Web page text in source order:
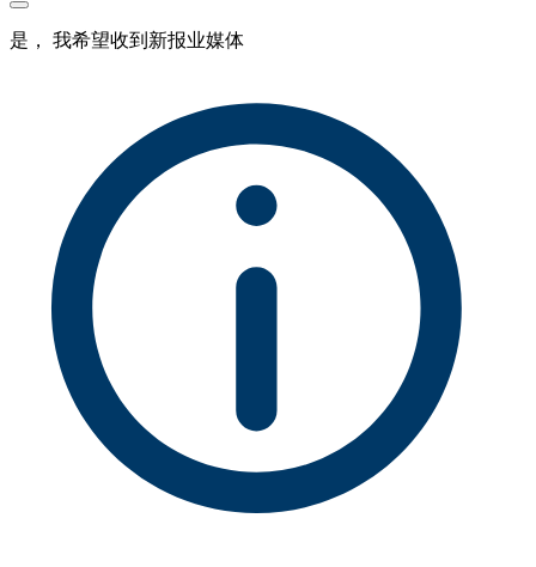
是， 我希望收到新报业媒体